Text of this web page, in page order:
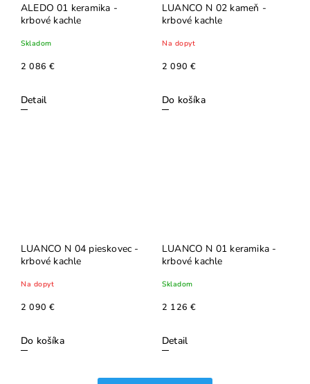
ALEDO 01 keramika -
krbové kachle
Skladom
2 086 €
Detail
LUANCO N 02 kameň -
krbové kachle
Na dopyt
2 090 €
Do košíka
LUANCO N 04 pieskovec -
krbové kachle
Na dopyt
2 090 €
Do košíka
LUANCO N 01 keramika -
krbové kachle
Skladom
2 126 €
Detail